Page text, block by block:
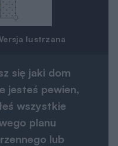
lustrzana
się jaki dom
jesteś pewien,
wszystkie
planu
lub